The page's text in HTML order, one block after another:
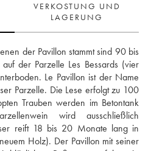
VERKOSTUNG UND
LAGERUNG
der Pavillon stammt sind 90 bis
der Parzelle Les Bessards (vier
Le Pavillon ist der Name
Parzelle. Die Lese erfolgt zu 100
Trauben werden im Betontank
wird ausschließlich
reift 18 bis 20 Monate lang in
Holz). Der Pavillon mit seiner